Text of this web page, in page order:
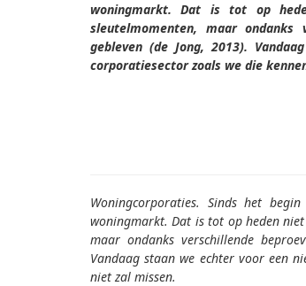
woningmarkt. Dat is tot op
sleutelmomenten, maar
gebleven (de Jong, 2013).
corporatiesector zoals we die
Woningcorporaties. Sinds het
woningmarkt. Dat is tot op heden
maar ondanks verschillende
Vandaag staan we echter voor een
niet zal missen.